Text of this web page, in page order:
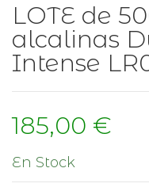
LOTE de
alcalinas
Intense
185,00 €
En Stock